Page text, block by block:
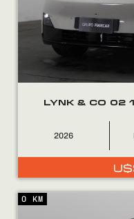
LYNK & CO 02
2026
0 KM